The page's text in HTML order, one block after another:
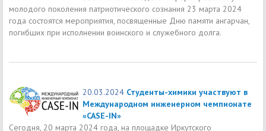
молодого поколения патриотического сознания 23 марта 2024
года состоятся мероприятия, посвященные Дню памяти ангарчан,
погибших при исполнении воинского и служебного долга.
20.03.2024 Студенты-химики участвуют в
Международном инженерном чемпионате
«CASE-IN»
Сегодня, 20 марта 2024 года, на площадке Иркутского